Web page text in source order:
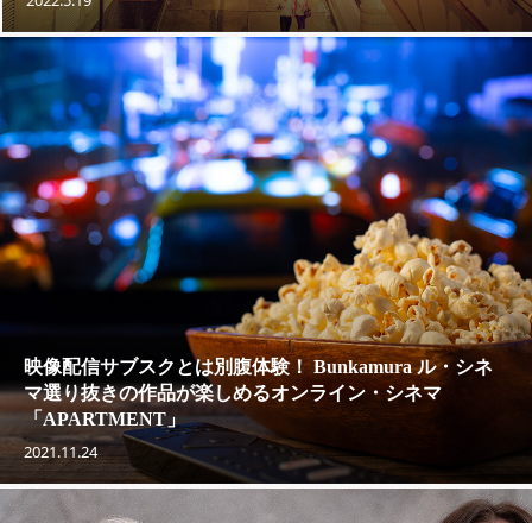
映像配信サブスクとは別腹体験！ Bunkamura ル・シネ
マ選り抜きの作品が楽しめるオンライン・シネマ
「APARTMENT」
2021.11.24